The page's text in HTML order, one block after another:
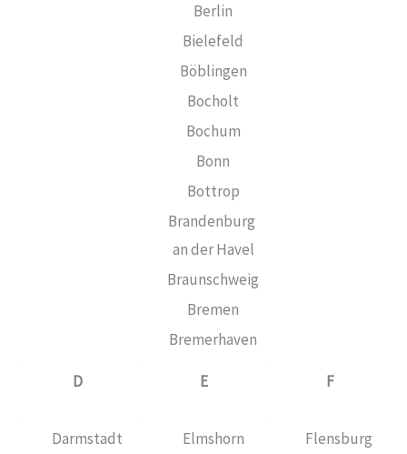
Berlin
Bielefeld
Böblingen
Bocholt
Bochum
Bonn
Bottrop
Brandenburg
an der Havel
Braunschweig
Bremen
Bremerhaven
D E F
Darmstadt
Elmshorn
Flensburg